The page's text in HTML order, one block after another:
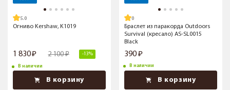
5.0
Огниво Kershaw, K1019
1 830 2 100 -13%
В наличии
В корзину
Браслет из паракорда Outdoors
Survival (кресало) AS-SL0015
Black
390
В наличии
В корзину